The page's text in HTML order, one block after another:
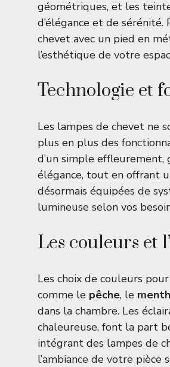
géométriques, et les
d’élégance et de
chevet avec un pied en
l’esthétique de votre
Technologie et
Les lampes de chevet ne
plus en plus des
d’un simple
élégance, tout en offrant
désormais équipées de
lumineuse selon vos
Les couleurs et
Les choix de couleurs
comme le pêche, le
dans la chambre. Les
chaleureuse, font la part
intégrant des lampes de
l’ambiance de votre pièce